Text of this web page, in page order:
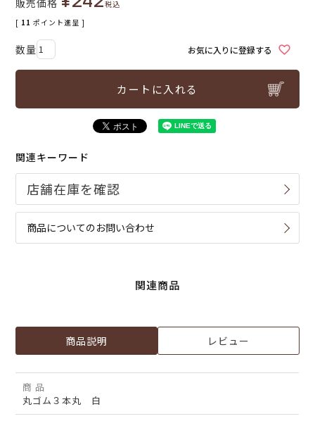
販売価格
税込
[ 11 ポイント進呈 ]
お気に入りに登録する
カートに入れる
関連キーワード
商品についてのお問い合わせ
関連商品
商品説明 レビュー
商 品
丸ゴム３本丸 白